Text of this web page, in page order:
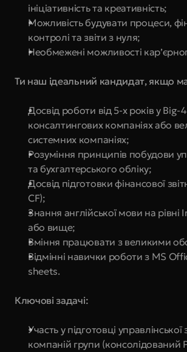
ініціативність та креативність;
Можливість будувати процеси,
контролі та звіти з нуля;
Необмежені можливості
Ти наш ідеальний кандидат, якщо
Досвід роботи від 5-х років у Big-
консалтингових компаніях або
системних компаніях;
Розуміння принципів побудови
та бухгалтерського обліку;
Досвід підготовки фінансової
CF);
Знання англійської мови на
або вище;
Вміння працювати з великими
Відмінні навички роботи з MS
sheets.
Ключові задачі:
Участь у підготовці управлінської
компаній групи (консолідований